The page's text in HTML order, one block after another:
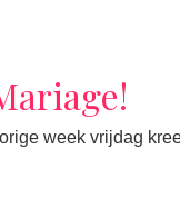
week vrijdag